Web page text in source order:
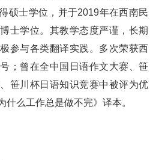
硕士学位，并于2019年在西南民
士学位。其教学态度严谨，长期
参与各类翻译实践。多次荣获西
；曾在全中国日语作文大赛、笹
笹川杯日语知识竞赛中被评为优
什么工作总是做不完》译本。